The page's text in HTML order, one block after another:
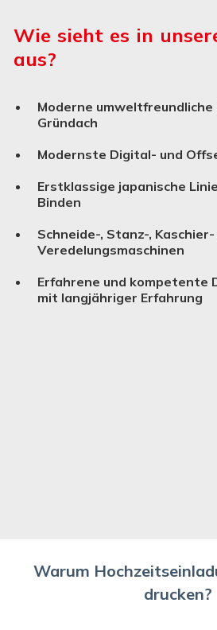
Wie sieht es in
aus?
Moderne umweltfreundliche
Gründach
Modernste Digital- und
Erstklassige japanische
Binden
Schneide-, Stanz-,
Verede­lungs­ma­schinen
Erfahrene und kompetente
mit langjähriger Erfahrung
Warum
drucken?